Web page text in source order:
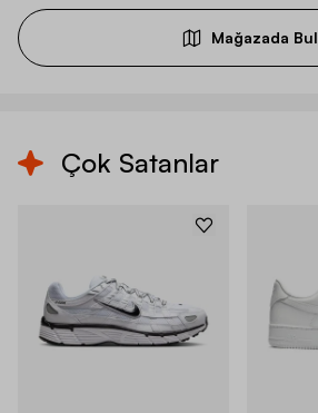
Mağazada Bul
Çok Satanlar